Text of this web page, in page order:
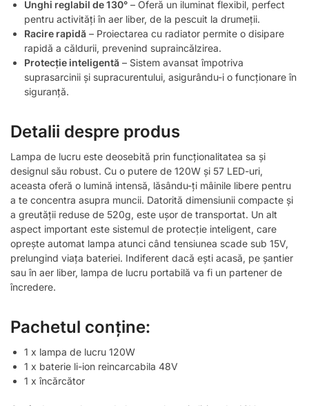
Unghi reglabil de 130° – Oferă un iluminat flexibil, perfect
pentru activități în aer liber, de la pescuit la drumeții.
Racire rapidă – Proiectarea cu radiator permite o disipare
rapidă a căldurii, prevenind supraincălzirea.
Protecție inteligentă – Sistem avansat împotriva
suprasarcinii și supracurentului, asigurându-i o funcționare în
siguranță.
Detalii despre produs
Lampa de lucru este deosebită prin funcționalitatea sa și
designul său robust. Cu o putere de 120W și 57 LED-uri,
aceasta oferă o lumină intensă, lăsându-ți mâinile libere pentru
a te concentra asupra muncii. Datorită dimensiunii compacte și
a greutății reduse de 520g, este ușor de transportat. Un alt
aspect important este sistemul de protecție inteligent, care
oprește automat lampa atunci când tensiunea scade sub 15V,
prelungind viața bateriei. Indiferent dacă ești acasă, pe șantier
sau în aer liber, lampa de lucru portabilă va fi un partener de
încredere.
Pachetul conține:
1 x lampa de lucru 120W
1 x baterie li-ion reincarcabila 48V
1 x încărcător